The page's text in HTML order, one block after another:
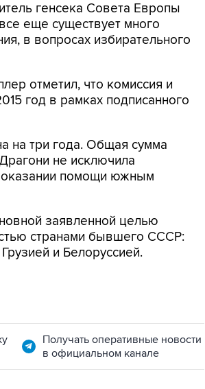
генсека Совета Европы
еще существует много
в вопросах избирательного
отметил, что комиссия и
год в рамках подписанного
на три года. Общая сумма
не исключила
оказании помощи южным
заявленной целью
странами бывшего СССР:
и Белоруссией.
Получать оперативные новости
в официальном канале